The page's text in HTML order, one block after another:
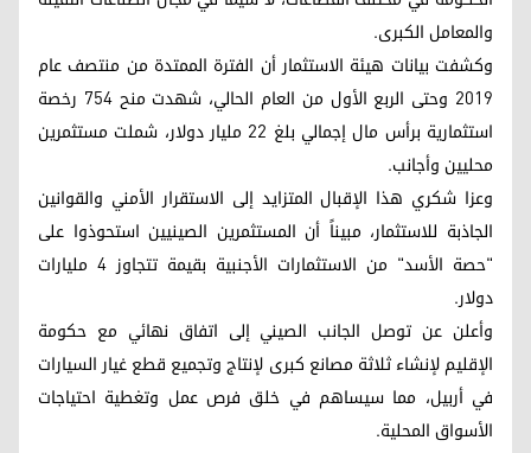
والمعامل الكبرى.
وكشفت بيانات هيئة الاستثمار أن الفترة الممتدة من منتصف عام
2019 وحتى الربع الأول من العام الحالي، شهدت منح 754 رخصة
استثمارية برأس مال إجمالي بلغ 22 مليار دولار، شملت مستثمرين
محليين وأجانب.
وعزا شكري هذا الإقبال المتزايد إلى الاستقرار الأمني والقوانين
الجاذبة للاستثمار، مبيناً أن المستثمرين الصينيين استحوذوا على
"حصة الأسد" من الاستثمارات الأجنبية بقيمة تتجاوز 4 مليارات
دولار.
وأعلن عن توصل الجانب الصيني إلى اتفاق نهائي مع حكومة
الإقليم لإنشاء ثلاثة مصانع كبرى لإنتاج وتجميع قطع غيار السيارات
في أربيل، مما سيساهم في خلق فرص عمل وتغطية احتياجات
الأسواق المحلية.